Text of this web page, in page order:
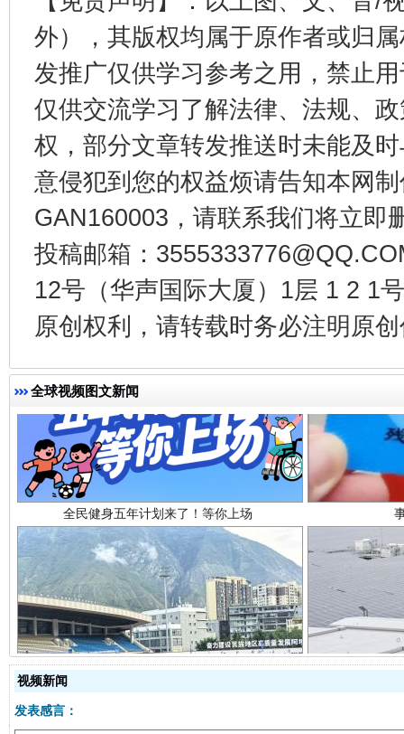
外），其版权均属于原作者或归
发推广仅供学习参考之用，禁止
仅供交流学习了解法律、法规、
权，部分文章转发推送时未能及
意侵犯到您的权益烦请告知本网
GAN160003，请联系我们将立即
投稿邮箱：
12号（华声国际大厦）1层 1 2 1
原创权利，请转载时务必注明原
全球视频图文新闻
受贿1.44亿！段成刚被判无期 从幼
全民健身五年计划来了！等你上场
阿坝州三大球赛在茂县开幕 规模
视频新闻
发表感言：